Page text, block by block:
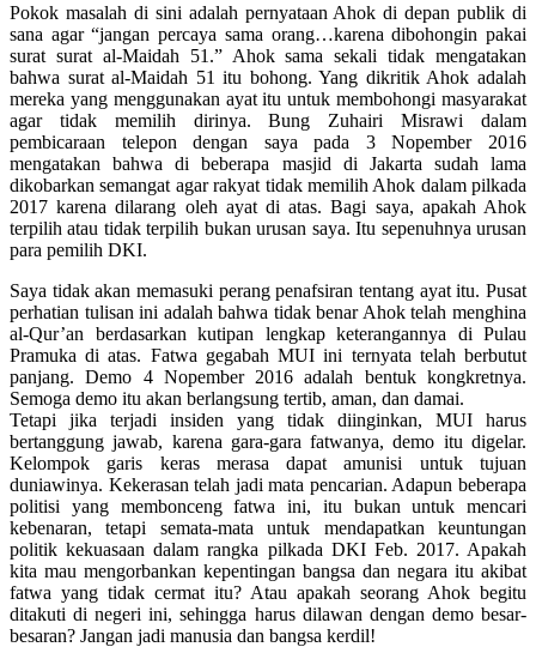
Pokok masalah di sini adalah pernyataan Ahok di depan publik di
sana agar “jangan percaya sama orang…karena dibohongin pakai
surat surat al-Maidah 51.” Ahok sama sekali tidak mengatakan
bahwa surat al-Maidah 51 itu bohong. Yang dikritik Ahok adalah
mereka yang menggunakan ayat itu untuk membohongi masyarakat
agar tidak memilih dirinya. Bung Zuhairi Misrawi dalam
pembicaraan telepon dengan saya pada 3 Nopember 2016
mengatakan bahwa di beberapa masjid di Jakarta sudah lama
dikobarkan semangat agar rakyat tidak memilih Ahok dalam pilkada
2017 karena dilarang oleh ayat di atas. Bagi saya, apakah Ahok
terpilih atau tidak terpilih bukan urusan saya. Itu sepenuhnya urusan
para pemilih DKI.
Saya tidak akan memasuki perang penafsiran tentang ayat itu. Pusat
perhatian tulisan ini adalah bahwa tidak benar Ahok telah menghina
al-Qur’an berdasarkan kutipan lengkap keterangannya di Pulau
Pramuka di atas. Fatwa gegabah MUI ini ternyata telah berbutut
panjang. Demo 4 Nopember 2016 adalah bentuk kongkretnya.
Semoga demo itu akan berlangsung tertib, aman, dan damai.
Tetapi jika terjadi insiden yang tidak diinginkan, MUI harus
bertanggung jawab, karena gara-gara fatwanya, demo itu digelar.
Kelompok garis keras merasa dapat amunisi untuk tujuan
duniawinya. Kekerasan telah jadi mata pencarian. Adapun beberapa
politisi yang membonceng fatwa ini, itu bukan untuk mencari
kebenaran, tetapi semata-mata untuk mendapatkan keuntungan
politik kekuasaan dalam rangka pilkada DKI Feb. 2017. Apakah
kita mau mengorbankan kepentingan bangsa dan negara itu akibat
fatwa yang tidak cermat itu? Atau apakah seorang Ahok begitu
ditakuti di negeri ini, sehingga harus dilawan dengan demo besar-
besaran? Jangan jadi manusia dan bangsa kerdil!